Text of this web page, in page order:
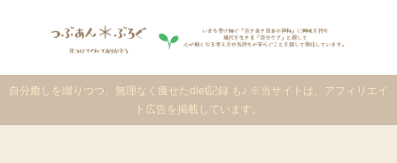
自分癒しを綴りつつ、無理なく痩せたdiet記録 も♪ ※当サイトは、アフィリエイ
ト広告を掲載しています。